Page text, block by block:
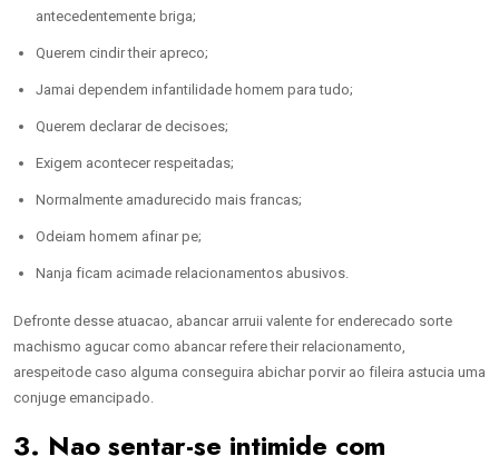
antecedentemente briga;
Querem cindir their apreco;
Jamai dependem infantilidade homem para tudo;
Querem declarar de decisoes;
Exigem acontecer respeitadas;
Normalmente amadurecido mais francas;
Odeiam homem afinar pe;
Nanja ficam acimade relacionamentos abusivos.
Defronte desse atuacao, abancar arruii valente for enderecado sorte
machismo agucar como abancar refere their relacionamento,
arespeitode caso alguma conseguira abichar porvir ao fileira astucia uma
conjuge emancipado.
3. Nao sentar-se intimide com